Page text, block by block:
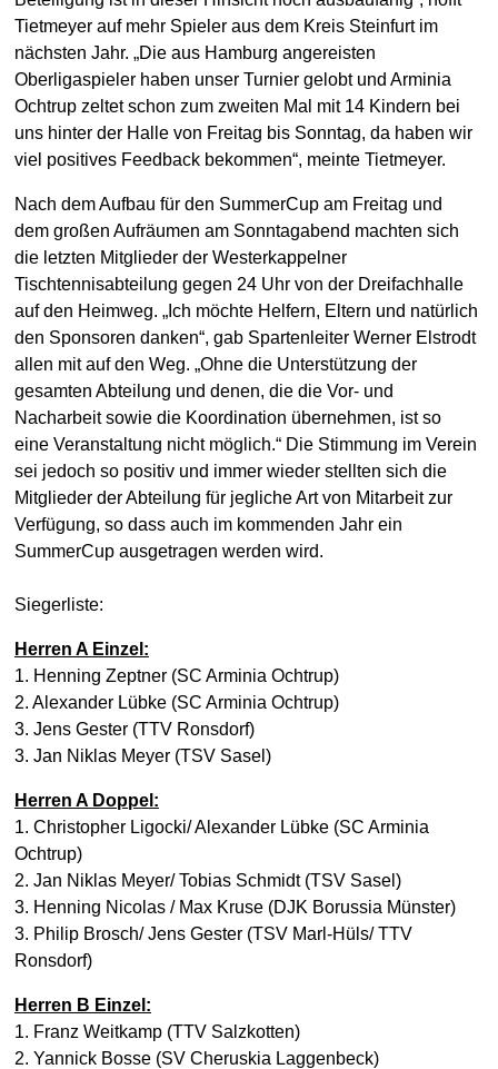
Tietmeyer auf mehr Spieler aus dem Kreis Steinfurt im
nächsten Jahr. „Die aus Hamburg angereisten
Oberligaspieler haben unser Turnier gelobt und Arminia
Ochtrup zeltet schon zum zweiten Mal mit 14 Kindern bei
uns hinter der Halle von Freitag bis Sonntag, da haben wir
viel positives Feedback bekommen“, meinte Tietmeyer.
Nach dem Aufbau für den SummerCup am Freitag und
dem großen Aufräumen am Sonntagabend machten sich
die letzten Mitglieder der Westerkappelner
Tischtennisabteilung gegen 24 Uhr von der Dreifachhalle
auf den Heimweg. „Ich möchte Helfern, Eltern und natürlich
den Sponsoren danken“, gab Spartenleiter Werner Elstrodt
allen mit auf den Weg. „Ohne die Unterstützung der
gesamten Abteilung und denen, die die Vor- und
Nacharbeit sowie die Koordination übernehmen, ist so
eine Veranstaltung nicht möglich.“ Die Stimmung im Verein
sei jedoch so positiv und immer wieder stellten sich die
Mitglieder der Abteilung für jegliche Art von Mitarbeit zur
Verfügung, so dass auch im kommenden Jahr ein
SummerCup ausgetragen werden wird.
Siegerliste:
Herren A Einzel:
1. Henning Zeptner (SC Arminia Ochtrup)
2. Alexander Lübke (SC Arminia Ochtrup)
3. Jens Gester (TTV Ronsdorf)
3. Jan Niklas Meyer (TSV Sasel)
Herren A Doppel:
1. Christopher Ligocki/ Alexander Lübke (SC Arminia
Ochtrup)
2. Jan Niklas Meyer/ Tobias Schmidt (TSV Sasel)
3. Henning Nicolas / Max Kruse (DJK Borussia Münster)
3. Philip Brosch/ Jens Gester (TSV Marl-Hüls/ TTV
Ronsdorf)
Herren B Einzel:
1. Franz Weitkamp (TTV Salzkotten)
2. Yannick Bosse (SV Cheruskia Laggenbeck)